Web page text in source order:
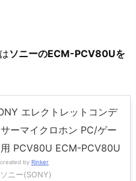
ソニーのECM-PCV80Uを
エレクトレットコンデ
ーマイクロホン PC/ゲー
用 PCV80U ECM-PCV80U
created by Rinker
ソニー(SONY)